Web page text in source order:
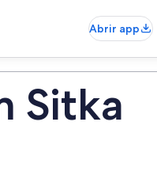
Abrir app
Sitka